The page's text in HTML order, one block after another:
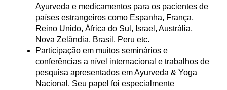
Ayurveda e medicamentos para os pacientes de
países estrangeiros como Espanha, França,
Reino Unido, África do Sul, Israel, Austrália,
Nova Zelândia, Brasil, Peru etc.
Participação em muitos seminários e
conferências a nível internacional e trabalhos de
pesquisa apresentados em Ayurveda & Yoga
Nacional. Seu papel foi especialmente